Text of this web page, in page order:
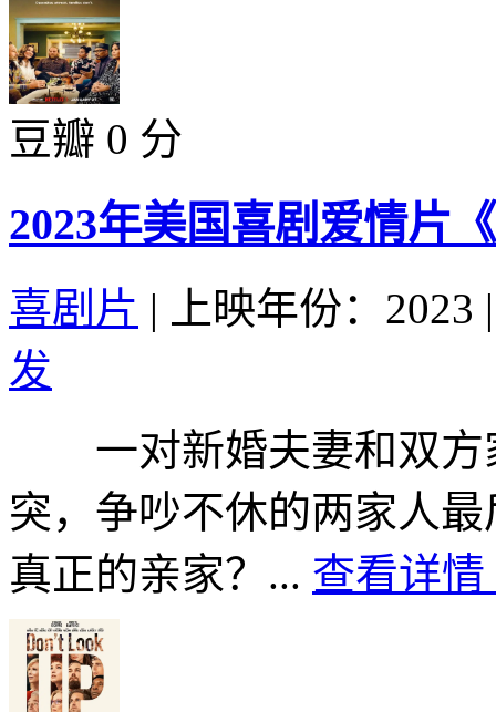
豆瓣 0 分
2023年美国喜剧爱情片
喜剧片 | 上映年份：2023 |
发
一对新婚夫妻和双方
突，争吵不休的两家人
真正的亲家？... 查看详情